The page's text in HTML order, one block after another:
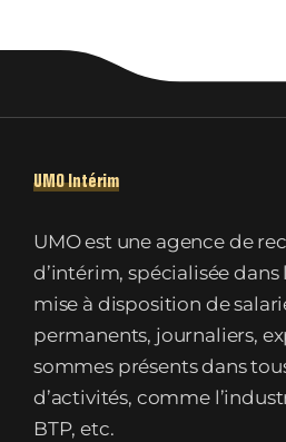
UMO Intérim
UMO est une agence de
d’intérim, spécialisée dans
mise à disposition de
permanents, journaliers,
sommes présents dans
d’activités, comme
BTP, etc.